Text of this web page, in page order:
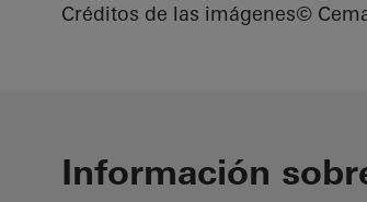
Créditos de las imágenes©
Información